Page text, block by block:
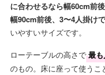
に合わせるなら幅60cm前
幅90cm前後、3〜4人掛け
いやすいサイズです。
ローテーブルの高さで最
のもの。床に座って使う